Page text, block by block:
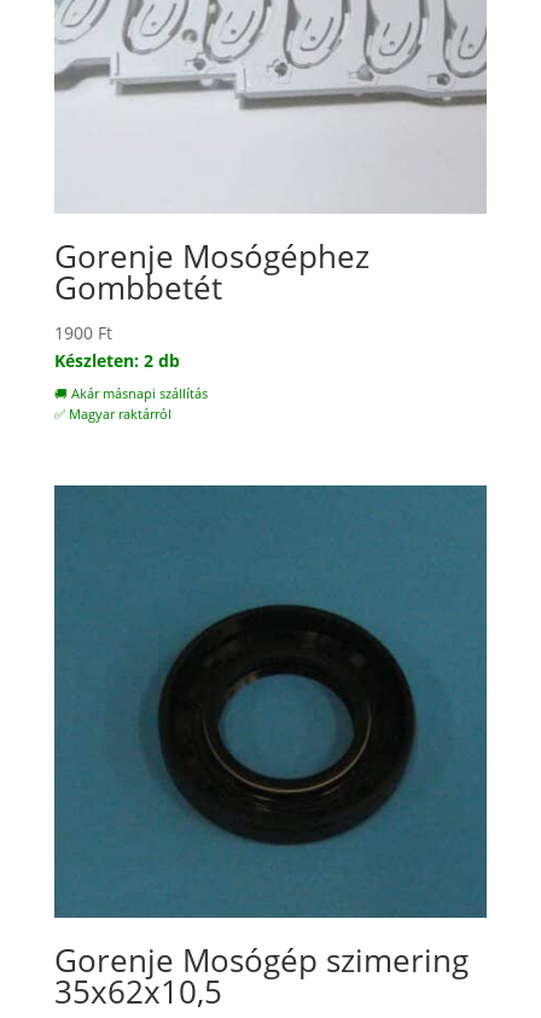
Gorenje Mosógéphez
Gombbetét
1900 Ft
Készleten: 2 db
🚚 Akár másnapi szállítás
✅ Magyar raktárról
Gorenje Mosógép szimering
35x62x10,5